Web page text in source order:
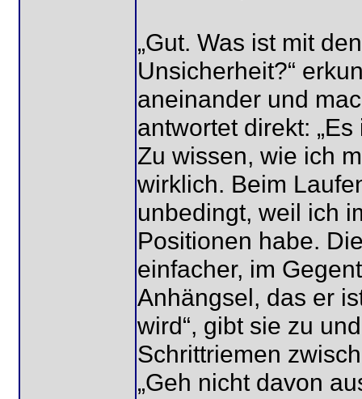
„Gut. Was ist mit
Unsicherheit?“
aneinander und
antwortet direkt:
Zu wissen, wie ich
wirklich. Beim
unbedingt, weil ich
Positionen habe.
einfacher, im
Anhängsel, das er
wird“, gibt sie zu
Schrittriemen
„Geh nicht davon